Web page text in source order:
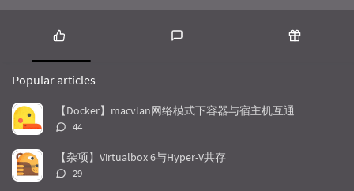
P
p
u
l
a
r
a
r
e
s
o
Popular articles
【Docker】macvlan网络模式下容器与宿主机互通
评
数：
44
【杂项】Virtualbox 6与Hyper-V共存
评
29